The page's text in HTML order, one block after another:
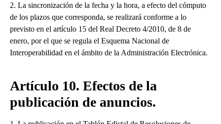
2. La sincronización de la fecha y la hora, a efecto del cómputo
de los plazos que corresponda, se realizará conforme a lo
previsto en el artículo 15 del Real Decreto 4/2010, de 8 de
enero, por el que se regula el Esquema Nacional de
Interoperabilidad en el ámbito de la Administración Electrónica.
Artículo 10. Efectos de la
publicación de anuncios.